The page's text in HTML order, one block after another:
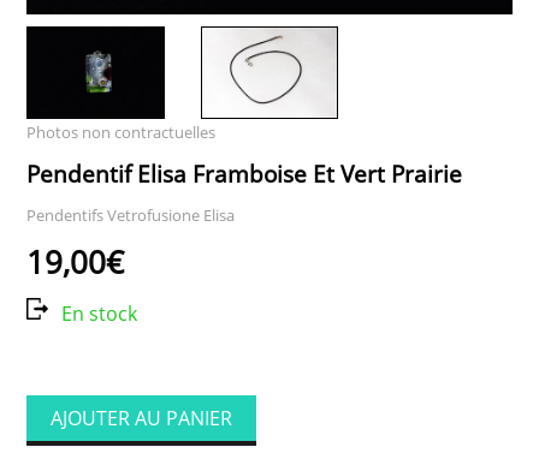
Photos non contractuelles
Pendentif Elisa Framboise Et Vert Prairie
Pendentifs Vetrofusione Elisa
19,00€
En stock
AJOUTER AU PANIER